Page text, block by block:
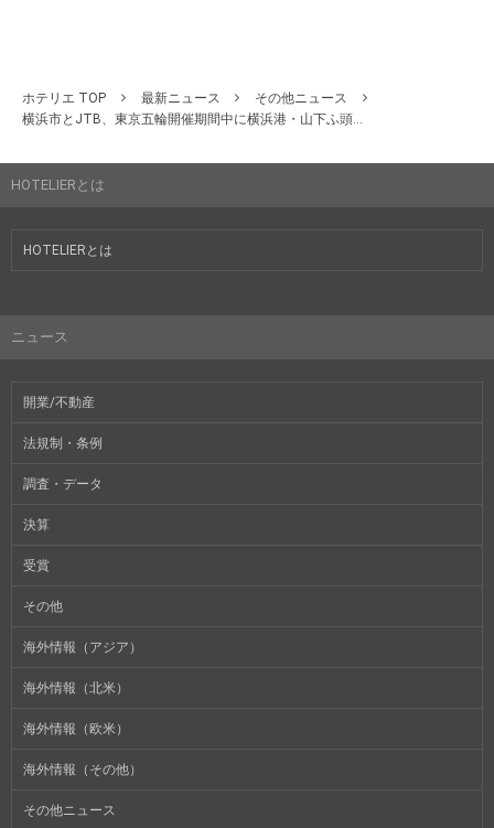
ホテリエ TOP 最新ニュース
その他ニュース
横浜市とJTB、東京五輪開催期間中に横浜港・山下ふ頭...
HOTELIERとは
HOTELIERとは
ニュース
開業/不動産
法規制・条例
調査・データ
決算
受賞
その他
海外情報（アジア）
海外情報（北米）
海外情報（欧米）
海外情報（その他）
その他ニュース